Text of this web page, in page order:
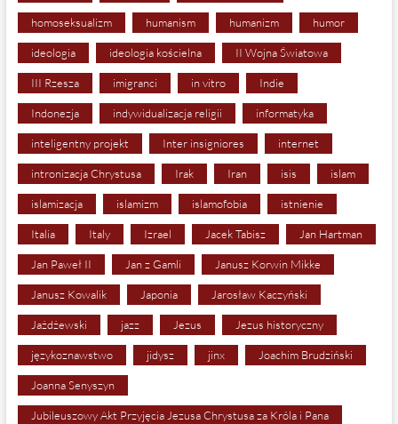
homoseksualizm humanism humanizm humor
ideologia ideologia kościelna II Wojna Światowa
III Rzesza imigranci in vitro Indie
Indonezja indywidualizacja religii informatyka
inteligentny projekt Inter insigniores internet
intronizacja Chrystusa Irak Iran isis islam
islamizacja islamizm islamofobia istnienie
Italia Italy Izrael Jacek Tabisz Jan Hartman
Jan Paweł II Jan z Gamli Janusz Korwin Mikke
Janusz Kowalik Japonia Jarosław Kaczyński
Jażdżewski jazz Jezus Jezus historyczny
językoznawstwo jidysz jinx Joachim Brudziński
Joanna Senyszyn
Jubileuszowy Akt Przyjęcia Jezusa Chrystusa za Króla i Pana